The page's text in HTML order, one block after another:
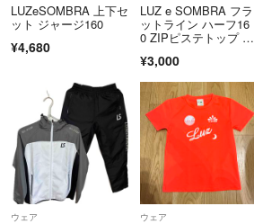
LUZeSOMBRA 上下セ
ット ジャージ160
¥4,680
LUZ e SOMBRA フラ
ットライン ハーフ16
0 ZIPピステトップ ブ
¥3,000
ウェア ウェア